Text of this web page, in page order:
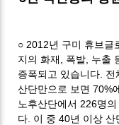
○ 2012년 구미 휴브글
지의 화재
폭발 누출
증폭되고 있습니다 전
산단만으로 보면70%
노후산단에서 226명
다 이 중40년 이상